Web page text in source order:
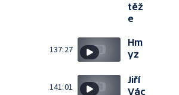
těž
e
137:27
Hm
yz
141:01
Jiří
Vác